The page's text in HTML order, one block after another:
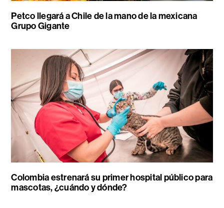
Petco llegará a Chile de la mano de la mexicana
Grupo Gigante
Colombia estrenará su primer hospital público para
mascotas, ¿cuándo y dónde?